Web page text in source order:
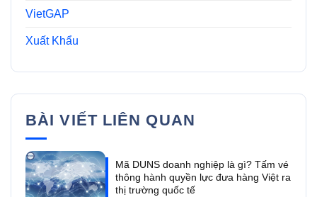
VietGAP
Xuất Khẩu
BÀI VIẾT LIÊN QUAN
Mã DUNS doanh nghiệp là gì? Tấm vé
thông hành quyền lực đưa hàng Việt ra
thị trường quốc tế